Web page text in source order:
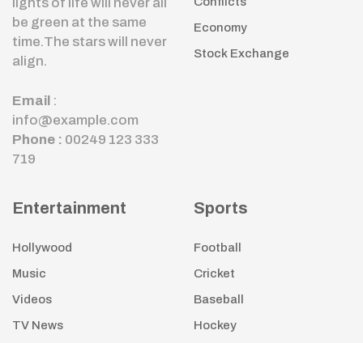
be green at the same
time.The stars will never
align.
Email :
info@example.com
Phone : 00249 123 333
719
Economy
Stock Exchange
Entertainment
Hollywood
Music
Videos
TV News
Sports
Football
Cricket
Baseball
Hockey